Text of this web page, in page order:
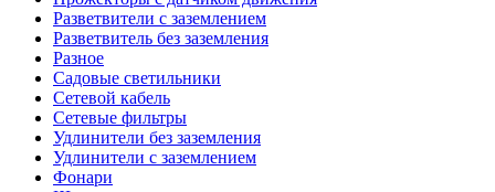
Разветвители с заземлением
Разветвитель без заземления
Разное
Садовые светильники
Сетевой кабель
Сетевые фильтры
Удлинители без заземления
Удлинители с заземлением
Фонари